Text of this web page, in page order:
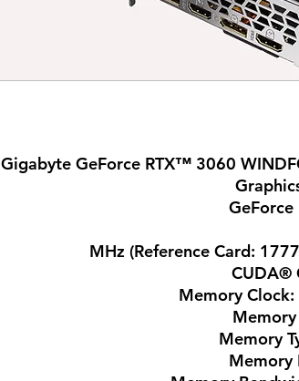
Gigabyte GeForce RTX™ 3060
CUDA®
Memory
Memory
Memory
Memory